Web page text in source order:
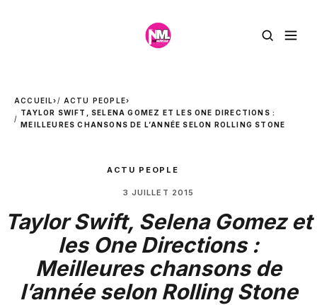
ACCUEIL› ACTU PEOPLE›
TAYLOR SWIFT, SELENA GOMEZ ET LES ONE DIRECTIONS :
MEILLEURES CHANSONS DE L’ANNÉE SELON ROLLING STONE
ACTU PEOPLE
3 JUILLET 2015
Taylor Swift, Selena Gomez et
les One Directions :
Meilleures chansons de
l’année selon Rolling Stone